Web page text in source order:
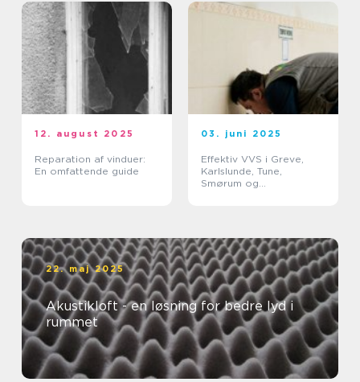
12. august 2025
Reparation af vinduer:
En omfattende guide
03. juni 2025
Effektiv VVS i Greve,
Karlslunde, Tune,
Smørum og
22. maj 2025
Akustikloft - en løsning for bedre lyd i
rummet